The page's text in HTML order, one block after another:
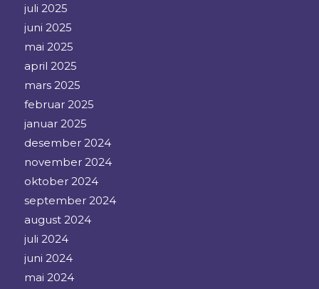
juli 2025
juni 2025
mai 2025
april 2025
mars 2025
februar 2025
januar 2025
desember 2024
november 2024
oktober 2024
september 2024
august 2024
juli 2024
juni 2024
mai 2024